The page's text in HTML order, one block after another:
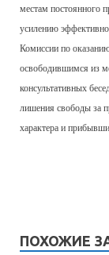
местам постоянного
усилению
Комиссии по
освободившимся из
консультативных
лишения свободы за
характера и
ПОХОЖИЕ